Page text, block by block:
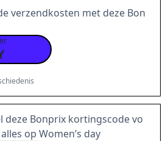
verzendkosten met deze Bon
deze Bonprix kortingscode vo
op Women’s day